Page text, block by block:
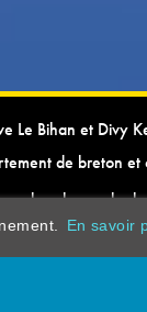
Le Bihan et Divy
de breton et
brezhoneg ha
En savoir